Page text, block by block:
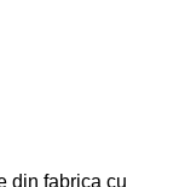
din fabrica cu